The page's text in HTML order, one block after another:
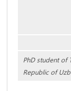
PhD student of
Republic of